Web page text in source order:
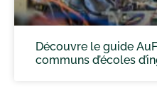
Découvre le guide
communs d’écoles